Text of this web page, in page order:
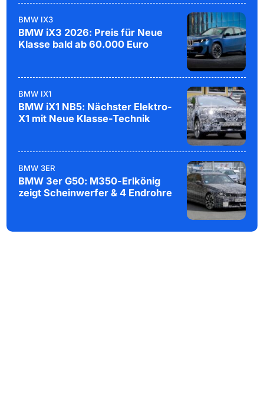
BMW IX3
BMW iX3 2026: Preis für Neue
Klasse bald ab 60.000 Euro
BMW IX1
BMW iX1 NB5: Nächster Elektro-
X1 mit Neue Klasse-Technik
BMW 3ER
BMW 3er G50: M350-Erlkönig
zeigt Scheinwerfer & 4 Endrohre